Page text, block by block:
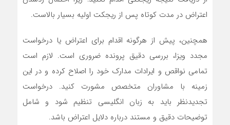
اعتراض در مدت کوتاه پس از ریجکت اولیه بسیار بالاست.
همچنین، پیش از هرگونه اقدام برای اعتراض یا درخواست
مجدد ویزا، بررسی دقیق پرونده ضروری است. لازم است
تمامی نواقص و ایرادات مدارک خود را اصلاح کرده و در این
زمینه با مشاوران متخصص مشورت کنید. درخواست
تجدیدنظر باید به زبان انگلیسی تنظیم شود و شامل
توضیحات دقیق و مستند درباره دلایل اعتراض باشد.